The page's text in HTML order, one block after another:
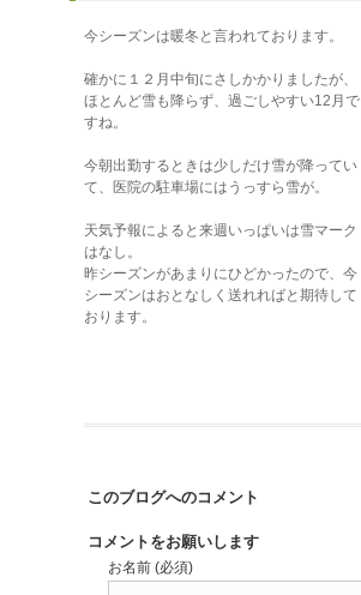
今シーズンは暖冬と言われております。
確かに１２月中旬にさしかかりましたが、
ほとんど雪も降らず、過ごしやすい12月で
すね。
今朝出勤するときは少しだけ雪が降ってい
て、医院の駐車場にはうっすら雪が。
天気予報によると来週いっぱいは雪マーク
はなし。
昨シーズンがあまりにひどかったので、今
シーズンはおとなしく送れればと期待して
おります。
このブログへのコメント
コメントをお願いします
お名前 (必須)